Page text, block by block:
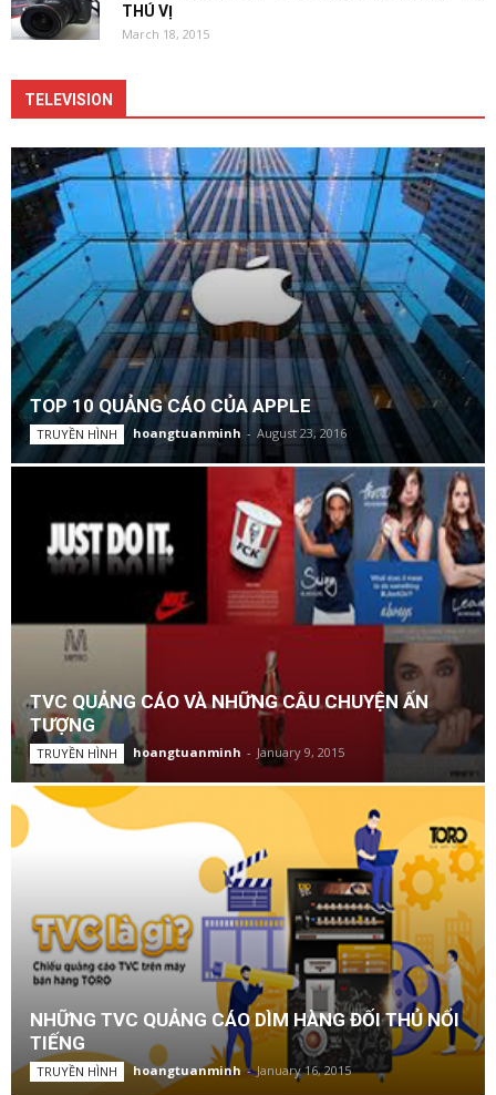
THÚ VỊ
March 18, 2015
TELEVISION
TOP 10 QUẢNG CÁO CỦA APPLE
TRUYỀN HÌNH hoangtuanminh - August 23, 2016
TVC QUẢNG CÁO VÀ NHỮNG CÂU CHUYỆN ẤN
TƯỢNG
TRUYỀN HÌNH hoangtuanminh - January 9, 2015
NHỮNG TVC QUẢNG CÁO DÌM HÀNG ĐỐI THỦ NỔI
TIẾNG
TRUYỀN HÌNH hoangtuanminh - January 16, 2015